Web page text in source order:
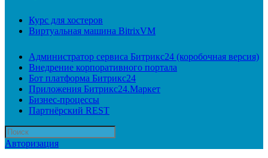
Курс для хостеров
Виртуальная машина BitrixVM
Администратор сервиса Битрикс24 (коробочная версия)
Внедрение корпоративного портала
Бот платформа Битрикс24
Приложения Битрикс24.Маркет
Бизнес-процессы
Партнёрский REST
Авторизация